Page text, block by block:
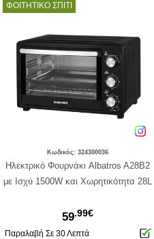
ΦΟΙΤΗΤΙΚΟ ΣΠΙΤΙ
Κωδικός: 324300036
Ηλεκτρικό Φουρνάκι Albatros A28B2
με Ισχύ 1500W και Χωρητικότητα 28L
59.99€
Παραλαβή Σε 30 Λεπτά